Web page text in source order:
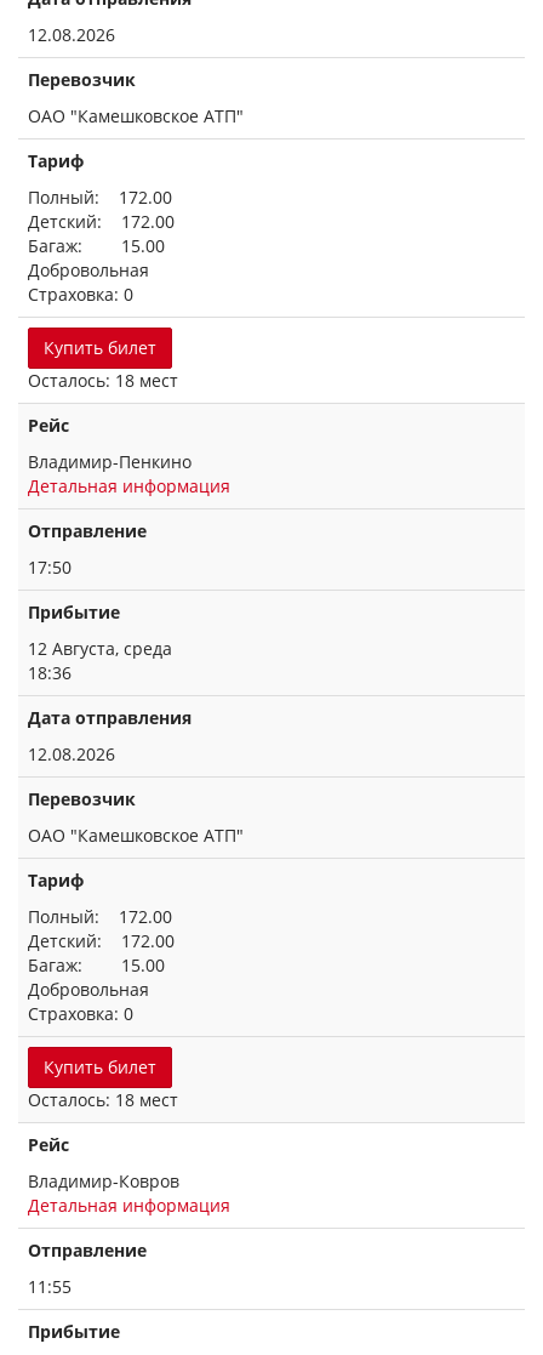
12.08.2026
Перевозчик
ОАО "Камешковское АТП"
Тариф
Полный: 172.00
Детский: 172.00
Багаж: 15.00
Добровольная
Страховка: 0
Купить билет
Осталось: 18 мест
Рейс
Владимир-Пенкино
Детальная информация
Отправление
17:50
Прибытие
12 Августа, среда
18:36
Дата отправления
12.08.2026
Перевозчик
ОАО "Камешковское АТП"
Тариф
Полный: 172.00
Детский: 172.00
Багаж: 15.00
Добровольная
Страховка: 0
Купить билет
Осталось: 18 мест
Рейс
Владимир-Ковров
Детальная информация
Отправление
11:55
Прибытие